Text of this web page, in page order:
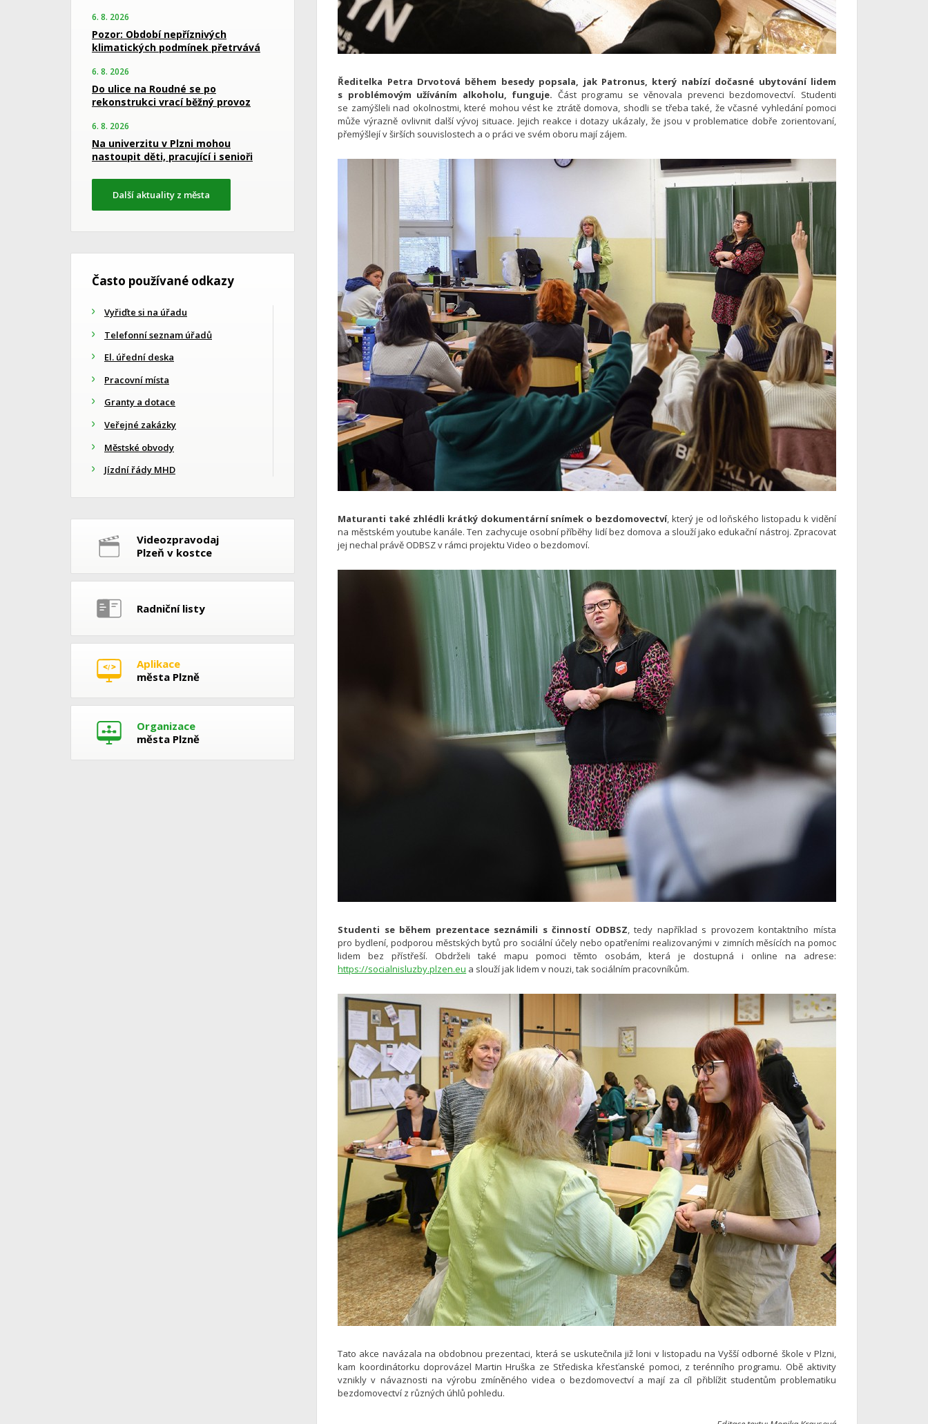
Ředitelka Petra Drvotová během besedy popsala, jak Patronus, který nabízí dočasné ubytování lidem
s problémovým užíváním alkoholu, funguje. Část programu se věnovala prevenci bezdomovectví. Studenti
se zamýšleli nad okolnostmi, které mohou vést ke ztrátě domova, shodli se třeba také, že včasné vyhledání pomoci
může výrazně ovlivnit další vývoj situace. Jejich reakce i dotazy ukázaly, že jsou v problematice dobře zorientovaní,
přemýšlejí v širších souvislostech a o práci ve svém oboru mají zájem.
Maturanti také zhlédli krátký dokumentární snímek o bezdomovectví, který je od loňského listopadu k vidění
na městském youtube kanále. Ten zachycuje osobní příběhy lidí bez domova a slouží jako edukační nástroj. Zpracovat
jej nechal právě ODBSZ v rámci projektu Video o bezdomoví.
Studenti se během prezentace seznámili s činností ODBSZ, tedy například s provozem kontaktního místa
pro bydlení, podporou městských bytů pro sociální účely nebo opatřeními realizovanými v zimních měsících na pomoc
lidem bez přístřeší. Obdrželi také mapu pomoci těmto osobám, která je dostupná i online na adrese:
https://socialnisluzby.plzen.eu a slouží jak lidem v nouzi, tak sociálním pracovníkům.
Tato akce navázala na obdobnou prezentaci, která se uskutečnila již loni v listopadu na Vyšší odborné škole v Plzni,
kam koordinátorku doprovázel Martin Hruška ze Střediska křesťanské pomoci, z terénního programu. Obě aktivity
vznikly v návaznosti na výrobu zmíněného videa o bezdomovectví a mají za cíl přiblížit studentům problematiku
bezdomovectví z různých úhlů pohledu.
6. 8. 2026
Pozor: Období nepříznivých
klimatických podmínek přetrvává
6. 8. 2026
Do ulice na Roudné se po
rekonstrukci vrací běžný provoz
6. 8. 2026
Na univerzitu v Plzni mohou
nastoupit děti, pracující i senioři
Další aktuality z města
Často používané odkazy
Vyřiďte si na úřadu
Telefonní seznam úřadů
El. úřední deska
Pracovní místa
Granty a dotace
Veřejné zakázky
Městské obvody
Jízdní řády MHD
Videozpravodaj
Plzeň v kostce
Radniční listy
Aplikace
města Plzně
Organizace
města Plzně